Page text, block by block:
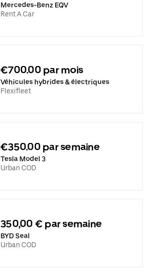
Mercedes-Benz EQV
Rent A Car
€700.00 par mois
Véhicules hybrides & électriques
Flexifleet
€350.00 par semaine
Tesla Model 3
Urban COD
350,00 € par semaine
BYD Seal
Urban COD